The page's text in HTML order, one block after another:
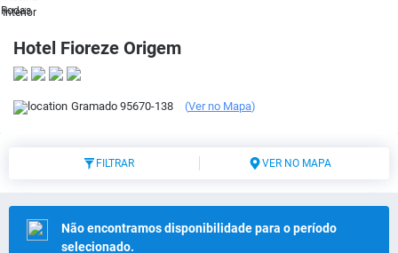
Hotel Fioreze Origem
Gramado 95670-138 (Ver no Mapa)
FILTRAR VER NO MAPA
Não encontramos disponibilidade para o período
selecionado.